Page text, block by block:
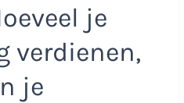
je
verdienen,
je